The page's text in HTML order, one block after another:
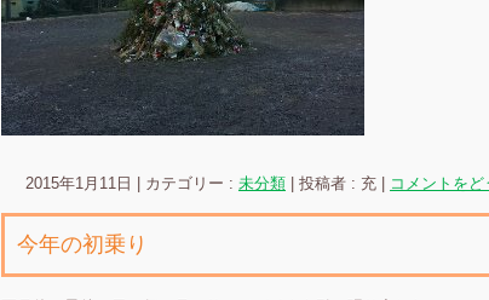
2015年1月11日 カテゴリー : 未分類 投稿者 : 充 コメントをど
今年の初乗り